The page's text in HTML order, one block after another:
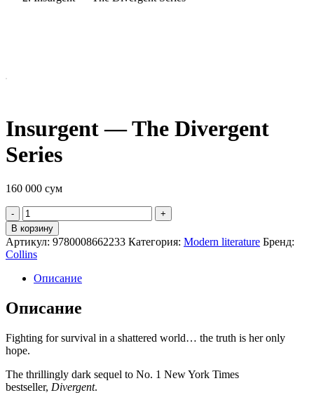
Insurgent — The Divergent
Series
160 000 сум
Quantity
В корзину
Артикул: 9780008662233 Категория: Modern literature Бренд:
Collins
Описание
Описание
Fighting for survival in a shattered world… the truth is her only
hope.
The thrillingly dark sequel to No. 1 New York Times
bestseller, Divergent.